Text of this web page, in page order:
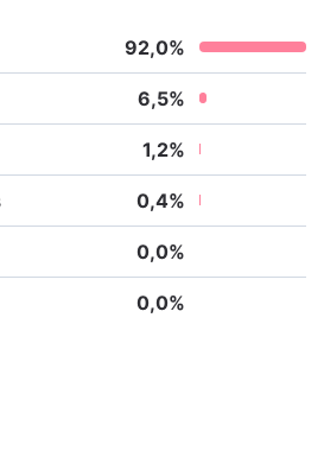
92,0%
6,5%
1,2%
0,4%
0,0%
0,0%